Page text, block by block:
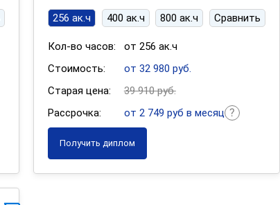
256 ак.ч 400 ак.ч 800 ак.ч Сравнить
Кол-во часов:
от 256 ак.ч
Стоимость:
от 32 980 руб.
Старая цена:
39 910 руб.
Рассрочка:
от 2 749 руб в месяц
Получить диплом